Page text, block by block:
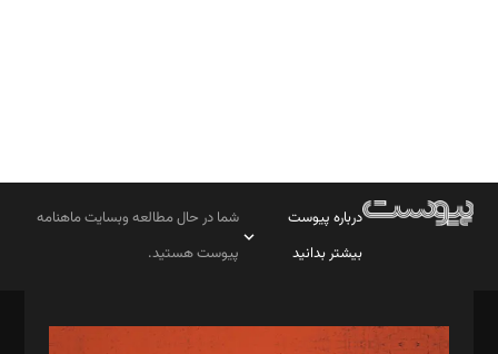
درباره پیوست
بیشتر بدانید
شما در حال مطالعه وبسایت ماهنامه
پیوست هستید.
مدیر مسئول: محمدباقر اثنی‌عشری